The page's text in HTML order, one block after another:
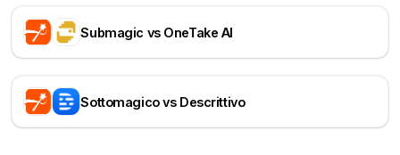
Submagic vs OneTake AI
Sottomagico vs Descrittivo